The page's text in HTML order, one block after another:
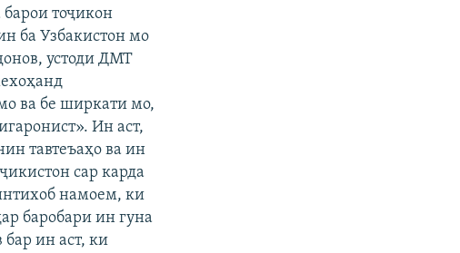
тоҷикон
ба Узбакистон мо
устоди ДМТ
ва бе ширкати мо,
Ин аст,
тавтеъаҳо ва ин
сар карда
намоем, ки
баробари ин гуна
ин аст, ки